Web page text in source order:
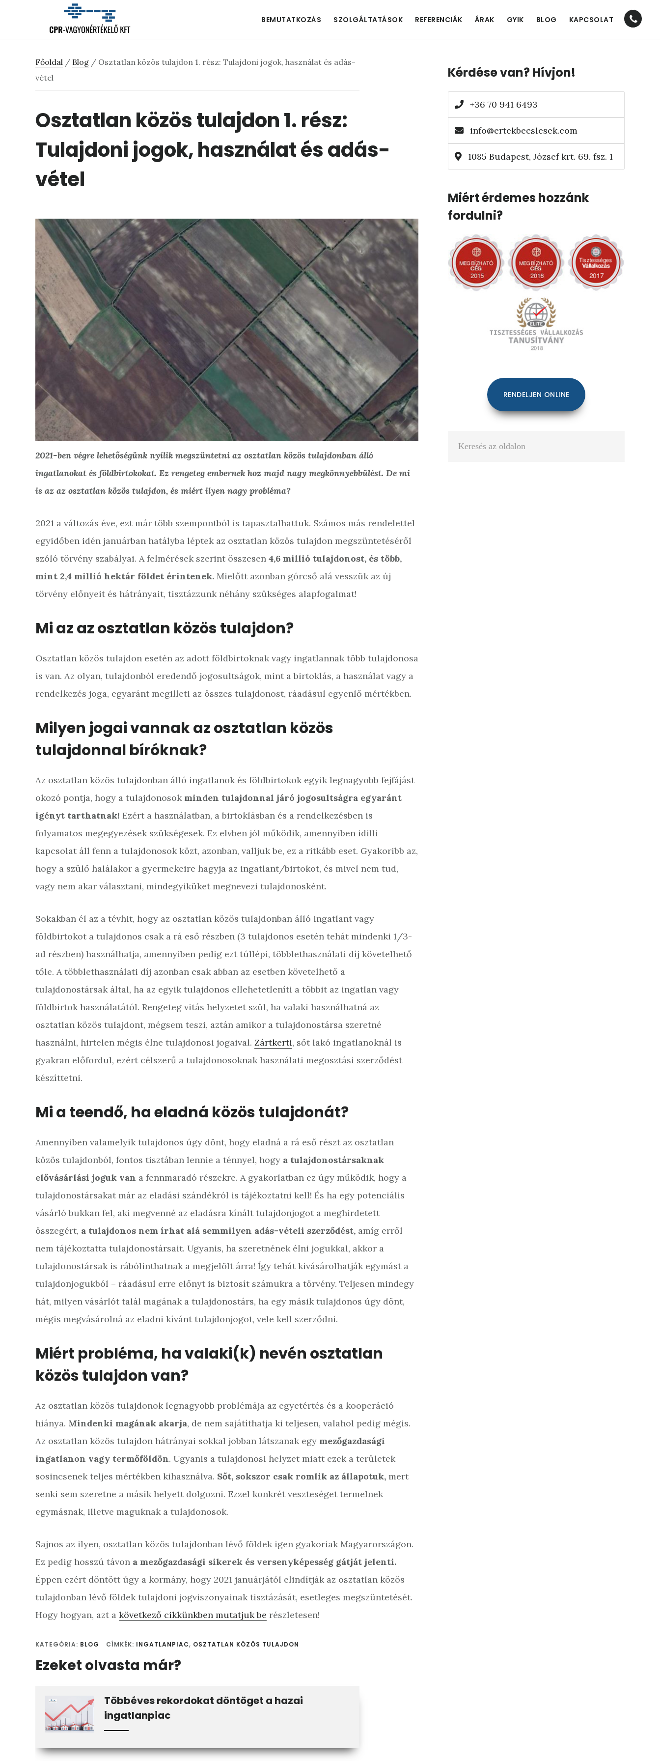
oldalsávhoz
BEMUTATKOZÁS SZOLGÁLTATÁSOK REFERENCIÁK ÁRAK GYIK BLOG KAPCSOLAT
Nav
Főoldal / Blog / Osztatlan közös tulajdon 1. rész: Tulajdoni jogok, használat és adás-
vétel
Osztatlan közös tulajdon 1. rész:
Tulajdoni jogok, használat és adás-
vétel
2021-ben végre lehetőségünk nyílik megszüntetni az osztatlan közös tulajdonban álló
ingatlanokat és földbirtokokat. Ez rengeteg embernek hoz majd nagy megkönnyebbülést. De mi
is az az osztatlan közös tulajdon, és miért ilyen nagy probléma?
2021 a változás éve, ezt már több szempontból is tapasztalhattuk. Számos más rendelettel
egyidőben idén januárban hatályba léptek az osztatlan közös tulajdon megszüntetéséről
szóló törvény szabályai. A felmérések szerint összesen 4,6 millió tulajdonost, és több,
mint 2,4 millió hektár földet érintenek. Mielőtt azonban górcső alá vesszük az új
törvény előnyeit és hátrányait, tisztázzunk néhány szükséges alapfogalmat!
Mi az az osztatlan közös tulajdon?
Osztatlan közös tulajdon esetén az adott földbirtoknak vagy ingatlannak több tulajdonosa
is van. Az olyan, tulajdonból eredendő jogosultságok, mint a birtoklás, a használat vagy a
rendelkezés joga, egyaránt megilleti az összes tulajdonost, ráadásul egyenlő mértékben.
Milyen jogai vannak az osztatlan közös
tulajdonnal bíróknak?
Az osztatlan közös tulajdonban álló ingatlanok és földbirtokok egyik legnagyobb fejfájást
okozó pontja, hogy a tulajdonosok minden tulajdonnal járó jogosultságra egyaránt
igényt tarthatnak! Ezért a használatban, a birtoklásban és a rendelkezésben is
folyamatos megegyezések szükségesek. Ez elvben jól működik, amennyiben idilli
kapcsolat áll fenn a tulajdonosok közt, azonban, valljuk be, ez a ritkább eset. Gyakoribb az,
hogy a szülő halálakor a gyermekeire hagyja az ingatlant/birtokot, és mivel nem tud,
vagy nem akar választani, mindegyiküket megnevezi tulajdonosként.
Sokakban él az a tévhit, hogy az osztatlan közös tulajdonban álló ingatlant vagy
földbirtokot a tulajdonos csak a rá eső részben (3 tulajdonos esetén tehát mindenki 1/3-
ad részben) használhatja, amennyiben pedig ezt túllépi, többlethasználati díj követelhető
tőle. A többlethasználati díj azonban csak abban az esetben követelhető a
tulajdonostársak által, ha az egyik tulajdonos ellehetetleníti a többit az ingatlan vagy
földbirtok használatától. Rengeteg vitás helyzetet szül, ha valaki használhatná az
osztatlan közös tulajdont, mégsem teszi, aztán amikor a tulajdonostársa szeretné
használni, hirtelen mégis élne tulajdonosi jogaival. Zártkerti, sőt lakó ingatlanoknál is
gyakran előfordul, ezért célszerű a tulajdonosoknak használati megosztási szerződést
készíttetni.
Mi a teendő, ha eladná közös tulajdonát?
Amennyiben valamelyik tulajdonos úgy dönt, hogy eladná a rá eső részt az osztatlan
közös tulajdonból, fontos tisztában lennie a ténnyel, hogy a tulajdonostársaknak
elővásárlási joguk van a fennmaradó részekre. A gyakorlatban ez úgy működik, hogy a
tulajdonostársakat már az eladási szándékról is tájékoztatni kell! És ha egy potenciális
vásárló bukkan fel, aki megvenné az eladásra kínált tulajdonjogot a meghirdetett
összegért, a tulajdonos nem írhat alá semmilyen adás-vételi szerződést, amíg erről
nem tájékoztatta tulajdonostársait. Ugyanis, ha szeretnének élni jogukkal, akkor a
tulajdonostársak is rábólinthatnak a megjelölt árra! Így tehát kivásárolhatják egymást a
tulajdonjogukból – ráadásul erre előnyt is biztosít számukra a törvény. Teljesen mindegy
hát, milyen vásárlót talál magának a tulajdonostárs, ha egy másik tulajdonos úgy dönt,
mégis megvásárolná az eladni kívánt tulajdonjogot, vele kell szerződni.
Miért probléma, ha valaki(k) nevén osztatlan
közös tulajdon van?
Az osztatlan közös tulajdonok legnagyobb problémája az egyetértés és a kooperáció
hiánya. Mindenki magának akarja, de nem sajátíthatja ki teljesen, valahol pedig mégis.
Az osztatlan közös tulajdon hátrányai sokkal jobban látszanak egy mezőgazdasági
ingatlanon vagy termőföldön. Ugyanis a tulajdonosi helyzet miatt ezek a területek
sosincsenek teljes mértékben kihasználva. Sőt, sokszor csak romlik az állapotuk, mert
senki sem szeretne a másik helyett dolgozni. Ezzel konkrét veszteséget termelnek
egymásnak, illetve maguknak a tulajdonosok.
Sajnos az ilyen, osztatlan közös tulajdonban lévő földek igen gyakoriak Magyarországon.
Ez pedig hosszú távon a mezőgazdasági sikerek és versenyképesség gátját jelenti.
Éppen ezért döntött úgy a kormány, hogy 2021 januárjától elindítják az osztatlan közös
tulajdonban lévő földek tulajdoni jogviszonyainak tisztázását, esetleges megszüntetését.
Hogy hogyan, azt a következő cikkünkben mutatjuk be részletesen!
KATEGÓRIA: BLOG CÍMKÉK: INGATLANPIAC, OSZTATLAN KÖZÖS TULAJDON
Ezeket olvasta már?
Többéves rekordokat döntöget a hazai
ingatlanpiac
oldalsáv
Kérdése van? Hívjon!
+36 70 941 6493
info@ertekbecslesek.com
1085 Budapest, József krt. 69. fsz. 1
Miért érdemes hozzánk
fordulni?
RENDELJEN ONLINE